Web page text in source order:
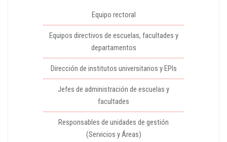
Equipo rectoral
Equipos directivos de escuelas, facultades y
departamentos
Dirección de institutos universitarios y EPIs
Jefes de administración de escuelas y
facultades
Responsables de unidades de gestión
(Servicios y Áreas)